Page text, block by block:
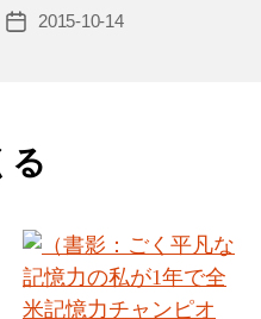
投
2015-10-14
る